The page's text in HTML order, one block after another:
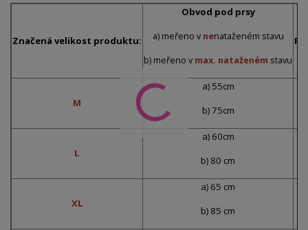
Značená velikost produktu:
Obvod pod prsy
a) meřeno v nenataženém stavu
b) meřeno v max. nataženém stavu
M
a) 55cm
b) 75cm
L
a) 60cm
b) 80 cm
XL
a) 65 cm
b) 85 cm